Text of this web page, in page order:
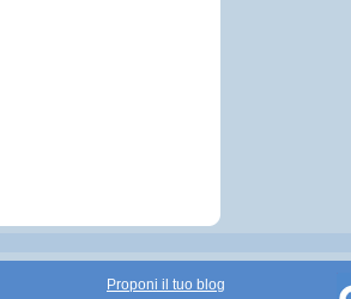
Proponi il tuo blog